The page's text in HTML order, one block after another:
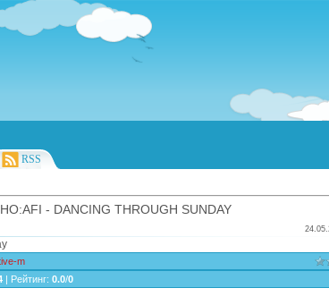
RSS
- DANCING THROUGH SUNDAY
m
| Рейтинг: 0.0/0